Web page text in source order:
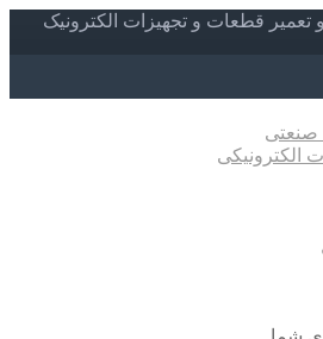
قطعات و تجهیزات الکترونیک
صنعتی
الکترونیکی